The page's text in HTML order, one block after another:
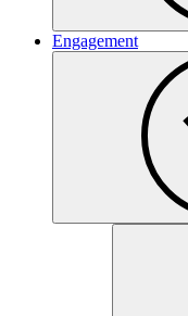
Engagement